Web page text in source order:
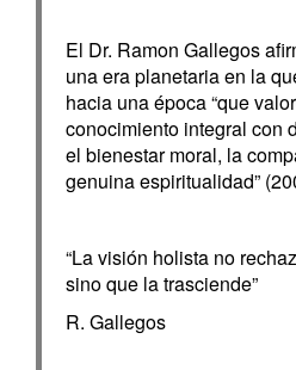
El Dr. Ramon Gallegos
una era planetaria en la
hacia una época “que
conocimiento integral con
el bienestar moral, la
genuina espiritualidad”
“La visión holista no
sino que la trasciende”
R. Gallegos